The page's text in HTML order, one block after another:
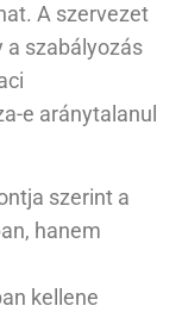
A szervezet
a szabályozás
e aránytalanul
szerint a
hanem
kellene